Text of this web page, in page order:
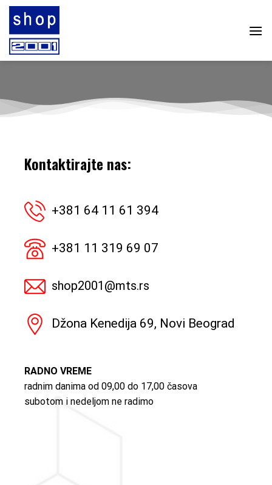
Skip
content
Kontaktirajte nas:
+381 64 11 61 394
+381 11 319 69 07
shop2001@mts.rs
Džona Kenedija 69, Novi Beograd
RADNO VREME
radnim danima od 09,00 do 17,00 časova
subotom i nedeljom ne radimo